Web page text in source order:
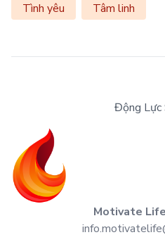
Tình yêu
Tâm linh
Động Lực
Motivate